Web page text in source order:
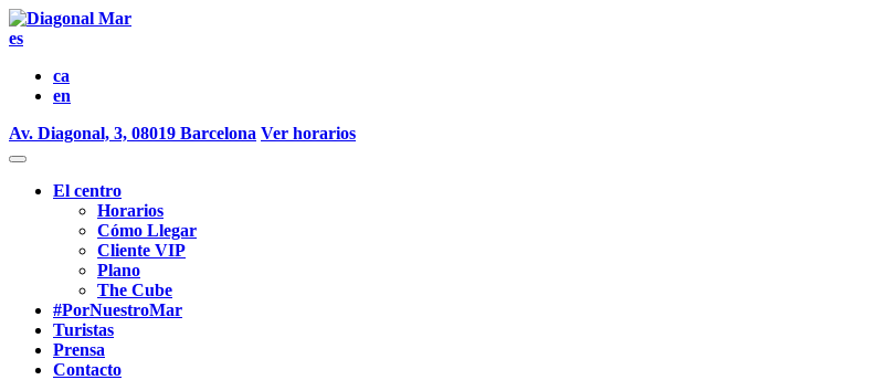
es
ca
en
Av. Diagonal, 3, 08019 Barcelona Ver horarios
El centro
Horarios
Cómo Llegar
Cliente VIP
Plano
The Cube
#PorNuestroMar
Turistas
Prensa
Contacto